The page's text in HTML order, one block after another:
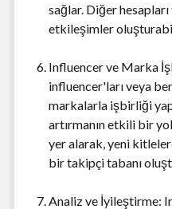
sağlar. Diğer
etkileşimler
Influencer ve Marka
influencer'ları veya
markalarla işbirliği
artırmanın etkili bir
yer alarak, yeni
bir takipçi tabanı
Analiz ve İyileştirme: